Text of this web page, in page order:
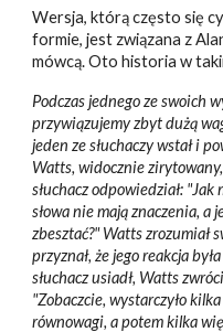
Wersja, którą często się
formie, jest związana z
mówcą. Oto historia w
Podczas jednego ze swoich
przywiązujemy zbyt dużą
jeden ze słuchaczy wstał i
Watts, widocznie
słuchacz odpowiedział:
słowa nie mają znaczenia, a
zbesztać?" Watts zrozumiał
przyznał, że jego reakcja
słuchacz usiadł, Watts
"Zobaczcie, wystarczyło
równowagi, a potem kilka